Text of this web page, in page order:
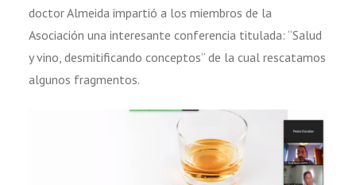
doctor Almeida impartió a los miembros de la
Asociación una interesante conferencia titulada: “Salud
y vino, desmitificando conceptos” de la cual rescatamos
algunos fragmentos.